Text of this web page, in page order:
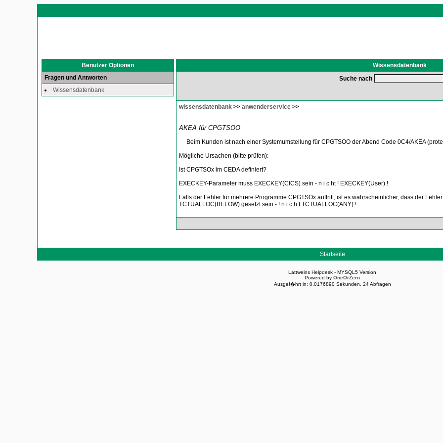
Benutzer Optionen
Fragen und Antworten
Wissensdatenbank
Wissensdatenbank
Suche nach
wissensdatenbank>> anwenderservice>>
AKEA für CPGTSOO
Beim Kunden ist nach einer Systemumstellung für CPGTSOO der Abend Code 0C4/AKEA
Mögliche Ursachen (bitte prüfen):
Ist CPGTSOx im CEDA definiert?
EXECKEY-Parameter muss EXECKEY(CICS) sein - n i c ht ! EXECKEY(User) !
Falls der Fehler für mehrere Programme CPGTSOx auftritt, ist es wahrscheinlicher, dass der
TCTUALLOC(BELOW) gesetzt sein - ! n i c h t TCTUALLOC(ANY) !
Startseite
Lattweins Helpdesk - MYSQL5 Version
Powered by OneOrZero
Ausgef�hrt in: 0.0176890 Sekunden, 24 Abfragen